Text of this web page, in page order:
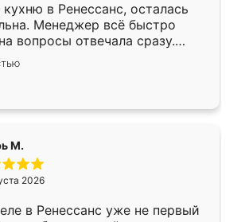
в Ренессанс, осталась
Менеджер всё быстро
вопросы отвечала сразу.
в субботу, подошёл к
ответственностью. Собрали
работали аккуратно, даже
М.
2026
в Ренессанс уже не первый